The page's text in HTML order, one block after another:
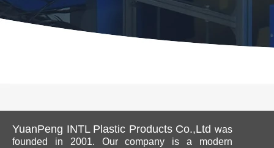
YuanPeng INTL Plastic Products Co.,Ltd was
founded in 2001. Our company is a modern